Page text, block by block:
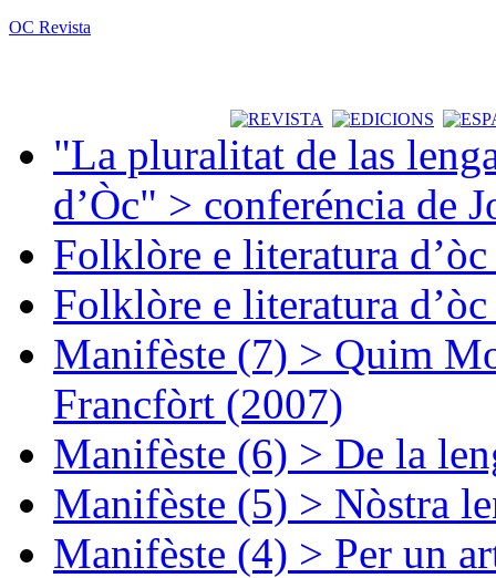
OC Revista
"La pluralitat de las
d’Òc" > conferéncia de
Folklòre e literatura
Folklòre e literatura
Manifèste (7) > Quim
Francfòrt (2007)
Manifèste (6) > De la
Manifèste (5) > Nòstra
Manifèste (4) > Per un